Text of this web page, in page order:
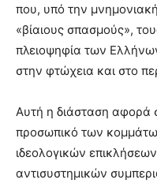
που, υπό την
«βίαιους σπασμούς»,
πλειοψηφία των
στην φτώχεια και στο
Αυτή η διάσταση αφορά
προσωπικό των
ιδεολογικών
αντισυστημικών